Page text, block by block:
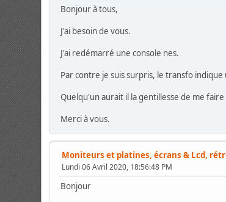
Bonjour à tous,
J'ai besoin de vous.
J'ai redémarré une console nes.
Par contre je suis surpris, le transfo
Quelqu'un aurait il la gentillesse de me
Merci à vous.
Moniteurs et platines, écrans & Lcd,
Lundi 06 Avril 2020, 18:56:48 PM
Bonjour